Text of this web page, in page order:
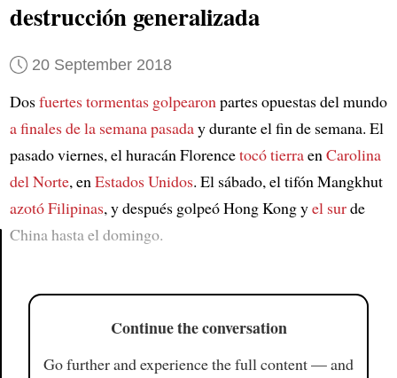
destrucción generalizada
20 September 2018
Dosfuertes tormentas golpearonpartes opuestas del mundo
a finales de la semana pasaday durante el fin de semana. El
pasado viernes, el huracán Florencetocó tierraenCarolina
del Norte, enEstados Unidos. El sábado, el tifón Mangkhut
azotóFilipinas, y después golpeó Hong Kong yel surde
China hasta el domingo.
Continue the conversation
Go further and experience the full content — and